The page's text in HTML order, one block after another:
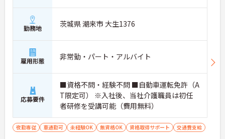
勤務地 茨城県 潮来市 大生1376
雇用形態 非常勤・パート・アルバイト
応募要件
■資格不問・経験不問 ■自動車運転免許（A
T限定可） ※入社後、当社介護職員は初任
者研修を受講可能（費用無料）
夜勤専従 車通勤可 未経験OK 無資格OK 資格取得サポート 交通費支給